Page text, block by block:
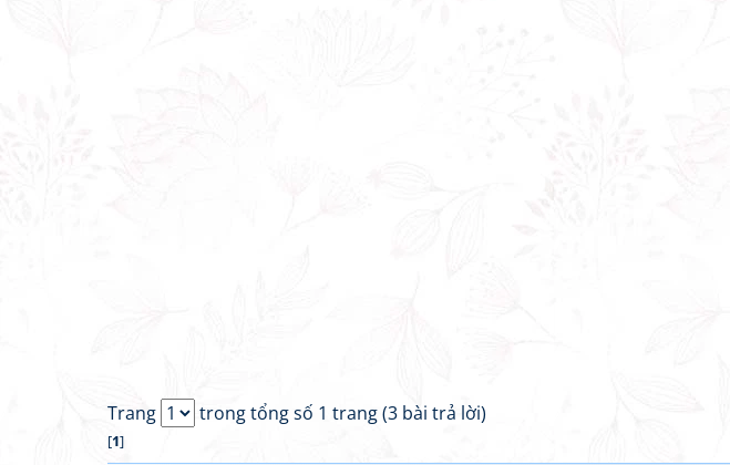
Trang trong tổng số 1 trang (3 bài trả lời)
[1]